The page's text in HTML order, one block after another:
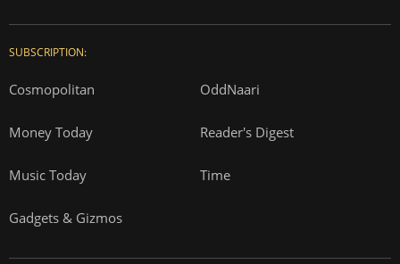
SUBSCRIPTION:
Cosmopolitan OddNaari
Money Today Reader's Digest
Music Today Time
Gadgets & Gizmos